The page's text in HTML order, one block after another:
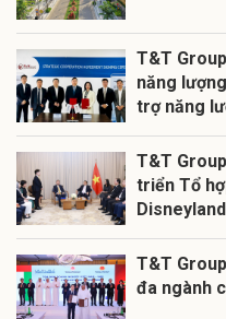
T&T
năng
trợ năng
T&T
triển Tổ
T&T
đa ngành